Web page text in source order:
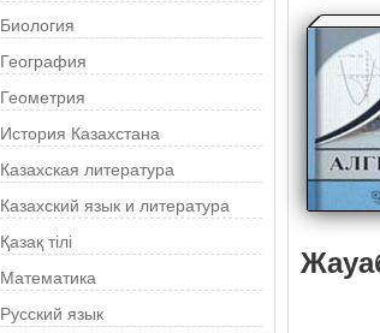
Биология
География
Геометрия
История Казахстана
Казахская литература
Казахский язык и литература
Қазақ тілі
Математика
Русский язык